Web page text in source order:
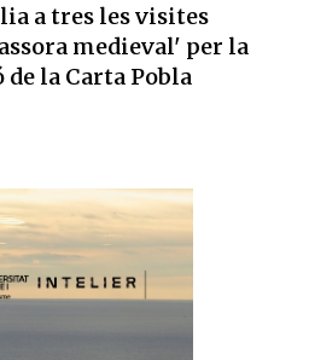
a tres les visites
medieval' per la
la Carta Pobla